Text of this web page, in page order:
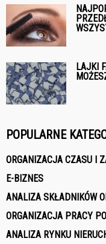
LAJKI
POPULARNE
ORGANIZACJA CZASU I
E-BIZNES
ANALIZA SKŁADNIKÓW
ORGANIZACJA PRACY
ANALIZA RYNKU